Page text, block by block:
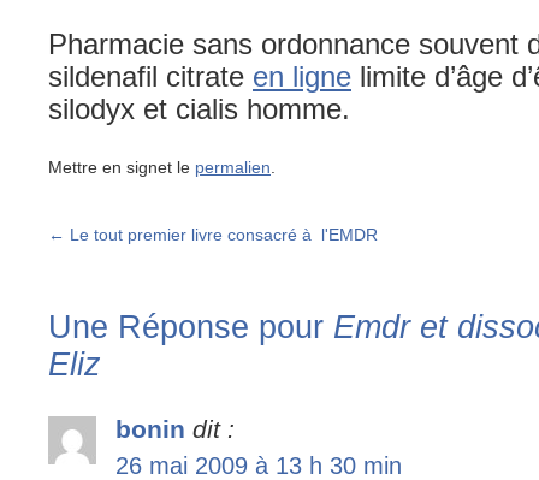
Pharmacie sans ordonnance souvent
sildenafil citrate en ligne limite d’âge
silodyx et cialis homme.
Mettre en signet le permalien
← Le tout premier livre consacré à l'EMDR
Une Réponse pour Emdr et
Eliz
bonin dit :
26 mai 2009 à 13 h 30 min